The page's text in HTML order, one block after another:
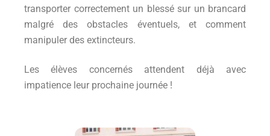
transporter correctement un blessé sur un brancard
malgré des obstacles éventuels, et comment
manipuler des extincteurs.
Les élèves concernés attendent déjà avec
impatience leur prochaine journée !